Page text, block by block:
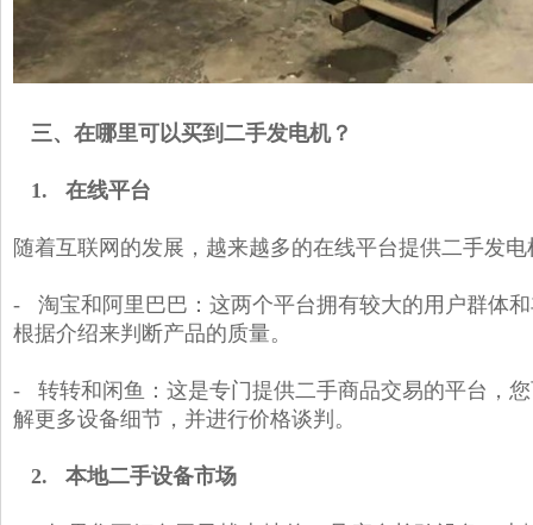
三、在哪里可以买到二手发电机？
1. 在线平台
随着互联网的发展，越来越多的在线平台提供二手发
- 淘宝和阿里巴巴：这两个平台拥有较大的用户群体
根据介绍来判断产品的质量。
- 转转和闲鱼：这是专门提供二手商品交易的平台，
解更多设备细节，并进行价格谈判。
2. 本地二手设备市场